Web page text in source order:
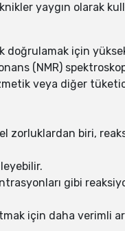
yaygın olarak
doğrulamak için
(NMR)
veya diğer
zorluklardan biri,
gibi
için daha